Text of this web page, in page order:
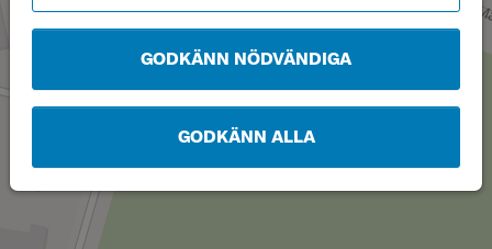
GODKÄNN NÖDVÄNDIGA
GODKÄNN ALLA